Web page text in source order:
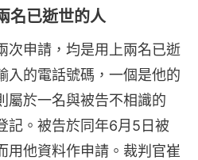
名已逝世的人
次申請，均是用上兩名已逝
入的電話號碼，一個是他的
屬於一名與被告不相識的
記。被告於同年6月5日被
用他資料作申請。裁判官崔